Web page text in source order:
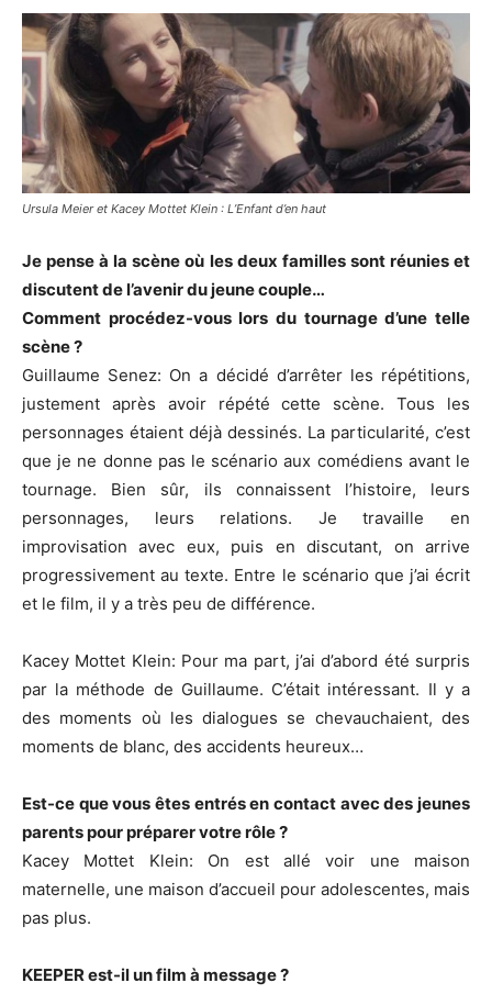
Ursula Meier et Kacey Mottet Klein : L’Enfant d’en haut
Je pense à la scène où les deux familles sont réunies et
discutent de l’avenir du jeune couple…
Comment procédez-vous lors du tournage d’une telle
scène ?
Guillaume Senez: On a décidé d’arrêter les répétitions,
justement après avoir répété cette scène. Tous les
personnages étaient déjà dessinés. La particularité, c’est
que je ne donne pas le scénario aux comédiens avant le
tournage. Bien sûr, ils connaissent l’histoire, leurs
personnages, leurs relations. Je travaille en
improvisation avec eux, puis en discutant, on arrive
progressivement au texte. Entre le scénario que j’ai écrit
et le film, il y a très peu de différence.
Kacey Mottet Klein: Pour ma part, j’ai d’abord été surpris
par la méthode de Guillaume. C’était intéressant. Il y a
des moments où les dialogues se chevauchaient, des
moments de blanc, des accidents heureux…
Est-ce que vous êtes entrés en contact avec des jeunes
parents pour préparer votre rôle ?
Kacey Mottet Klein: On est allé voir une maison
maternelle, une maison d’accueil pour adolescentes, mais
pas plus.
KEEPERest-il un film à message ?